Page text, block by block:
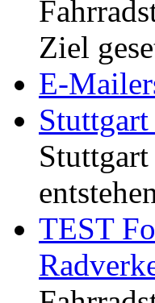
Ziel
E-
Stuttgart
TEST